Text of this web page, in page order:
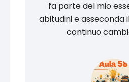
fa parte del mio
abitudini e asseconda
continuo